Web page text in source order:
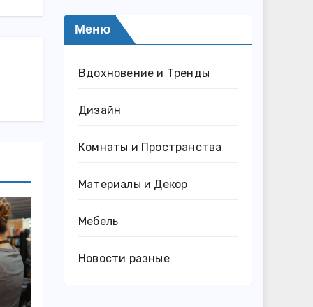
Меню
Вдохновение и Тренды
Дизайн
Комнаты и Пространства
Материалы и Декор
Мебель
Новости разные